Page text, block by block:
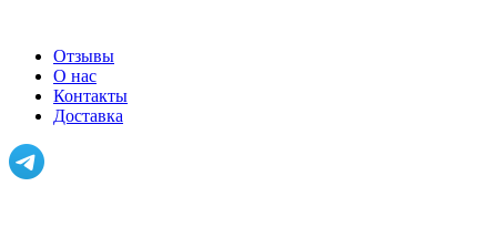
Отзывы
О нас
Контакты
Доставка